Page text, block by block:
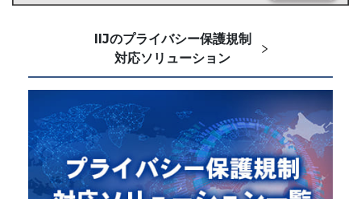
IIJのプライバシー保護規制
対応ソリューション